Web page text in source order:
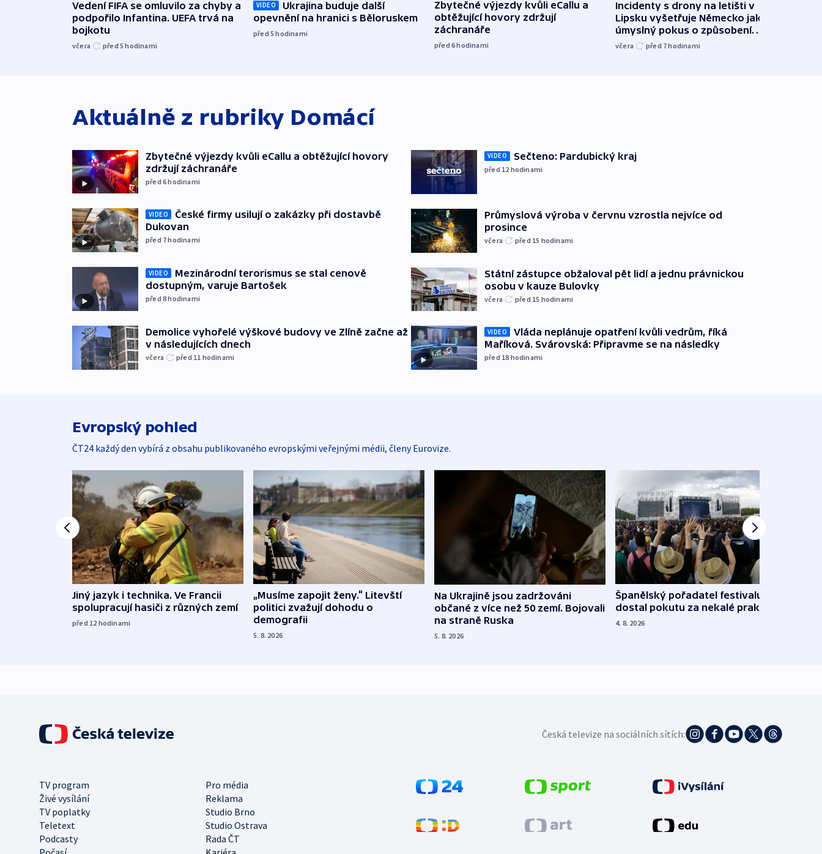
Vedení FIFA se omluvilo za chyby a
podpořilo Infantina. UEFA trvá na
bojkotu
včera před 5hodinami
VIDEO
Ukrajina buduje další
opevnění na hranici s Běloruskem
před 5hodinami
Zbytečné výjezdy kvůli eCallu a
obtěžující hovory zdržují
záchranáře
před 6hodinami
Incidenty s drony na letišti v
Lipsku vyšetřuje Německo jako
úmyslný pokus o způsobení
exploze
včera před 7hodinami
Aktuálně z rubriky Domácí
Zbytečné výjezdy kvůli eCallu a obtěžující hovory
zdržují záchranáře
před 6hodinami
VIDEO
České firmy usilují o zakázky při dostavbě
Dukovan
před 7hodinami
VIDEO
Mezinárodní terorismus se stal cenově
dostupným, varuje Bartošek
před 8hodinami
Demolice vyhořelé výškové budovy ve Zlíně začne až
v následujících dnech
včera před 11 hodinami
VIDEO Sečteno: Pardubický kraj
před 12 hodinami
Průmyslová výroba v červnu vzrostla nejvíce od
prosince
včera před 15 hodinami
Státní zástupce obžaloval pět lidí a jednu právnickou
osobu v kauze Bulovky
včera před 15 hodinami
VIDEO
Vláda neplánuje opatření kvůli vedrům, říká
Maříková. Svárovská: Připravme se na následky
před 18 hodinami
Evropský pohled
ČT24 každý den vybírá z obsahu publikovaného evropskými veřejnými médii, členy Eurovize.
Jiný jazyk i technika. Ve Francii
spolupracují hasiči z různých zemí
před 12 hodinami
„Musíme zapojit ženy.“ Litevští
politici zvažují dohodu o
demografii
5. 8. 2026
Na Ukrajině jsou zadržováni
občané z více než 50 zemí. Bojovali
na straně Ruska
5. 8. 2026
Španělský pořadatel festivalu
dostal pokutu za nekalé praktiky
4. 8. 2026
Česká televize na sociálních sítích:
TV program
Pro média
Živé vysílání
Reklama
TV poplatky
Studio Brno
Teletext
Studio Ostrava
Podcasty
Rada ČT